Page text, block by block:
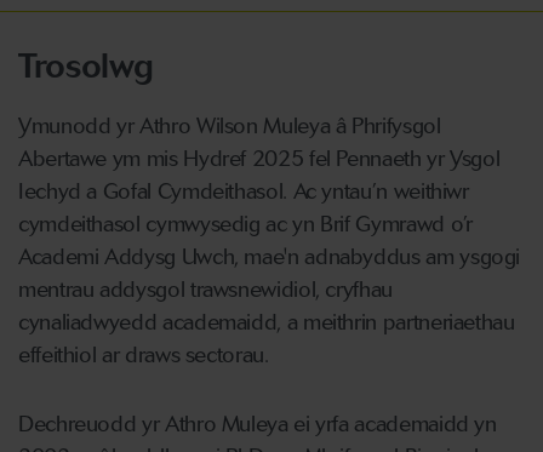
Trosolwg
Ymunodd yr Athro Wilson Muleya â Phrifysgol
Abertawe ym mis Hydref 2025 fel Pennaeth yr Ysgol
Iechyd a Gofal Cymdeithasol. Ac yntau’n weithiwr
cymdeithasol cymwysedig ac yn Brif Gymrawd o’r
Academi Addysg Uwch, mae'n adnabyddus am ysgogi
mentrau addysgol trawsnewidiol, cryfhau
cynaliadwyedd academaidd, a meithrin partneriaethau
effeithiol ar draws sectorau.
Dechreuodd yr Athro Muleya ei yrfa academaidd yn